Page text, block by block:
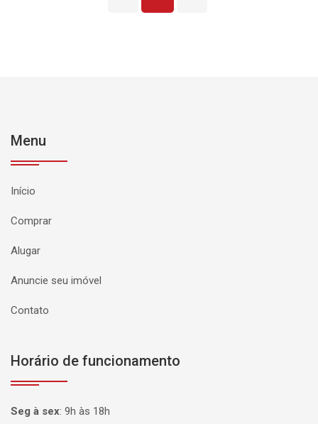
Menu
Início
Comprar
Alugar
Anuncie seu imóvel
Contato
Horário de funcionamento
Seg à sex: 9h às 18h